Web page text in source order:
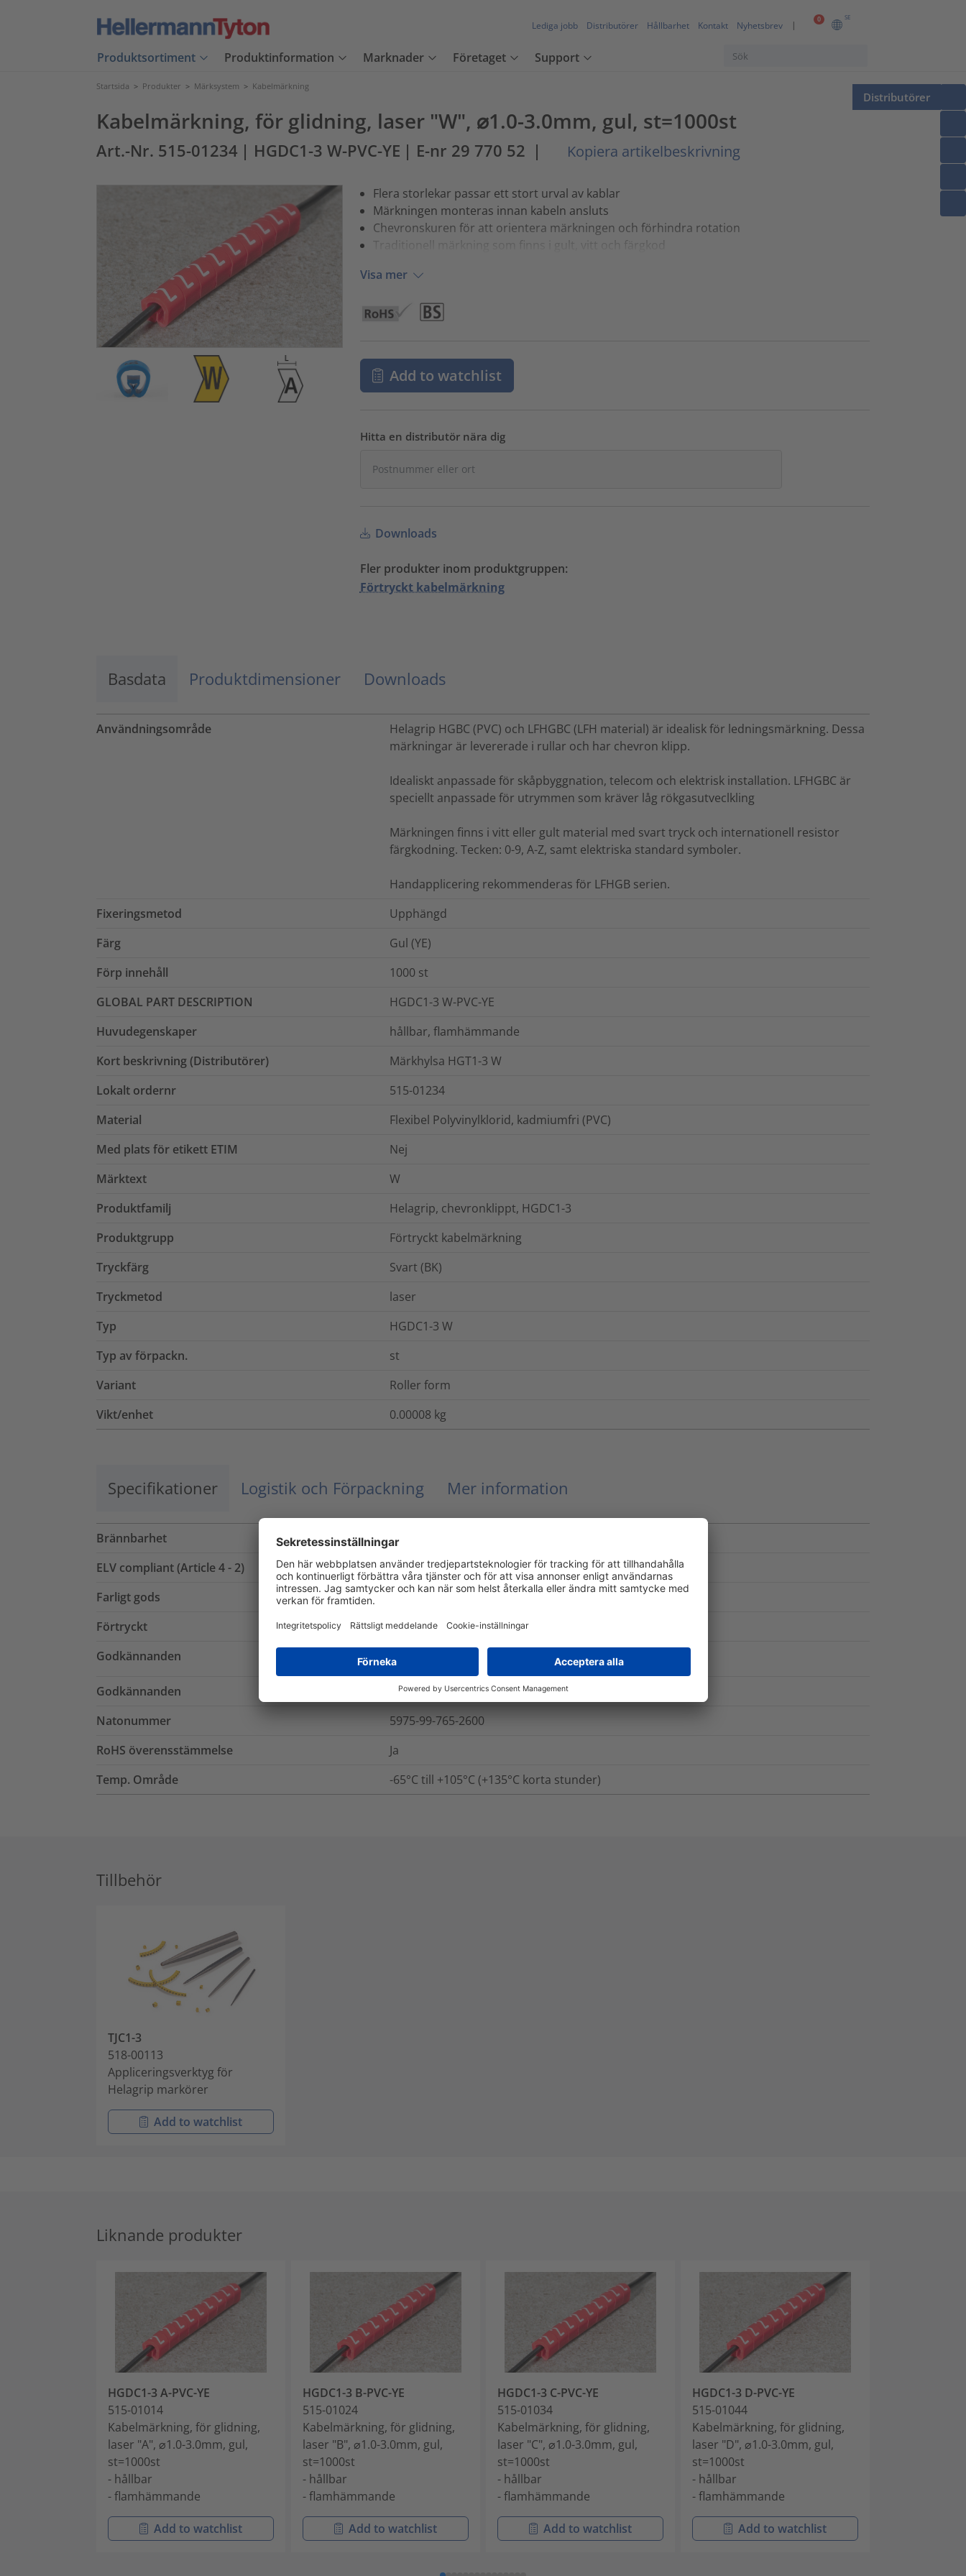
0 SE
Lediga jobb Distributörer Hållbarhet Kontakt Nyhetsbrev
Produktsortiment Produktinformation Marknader Företaget Support
Distributörer
Startsida > Produkter > Märksystem > Kabelmärkning
Kabelmärkning, för glidning, laser "W", ⌀1.0-3.0mm, gul, st=1000st
Art.-Nr. 515-01234 | HGDC1-3 W-PVC-YE | E-nr 29 770 52 | Kopiera artikelbeskrivning
Flera storlekar passar ett stort urval av kablar
Märkningen monteras innan kabeln ansluts
Chevronskuren för att orientera märkningen och förhindra rotation
Traditionell märkning som finns i gult, vitt och färgkod
Visa mer
Add to watchlist
Hitta en distributör nära dig
Downloads
Fler produkter inom produktgruppen:
Förtryckt kabelmärkning
Basdata Produktdimensioner Downloads
Användningsområde
Helagrip HGBC (PVC) och LFHGBC (LFH material) är idealisk för ledningsmärkning. Dessa
märkningar är levererade i rullar och har chevron klipp.
Idealiskt anpassade för skåpbyggnation, telecom och elektrisk installation. LFHGBC är
speciellt anpassade för utrymmen som kräver låg rökgasutveclkling
Märkningen finns i vitt eller gult material med svart tryck och internationell resistor
färgkodning. Tecken: 0-9, A-Z, samt elektriska standard symboler.
Handapplicering rekommenderas för LFHGB serien.
Fixeringsmetod
Upphängd
Färg
Gul (YE)
Förp innehåll
1000 st
GLOBAL PART DESCRIPTION
HGDC1-3 W-PVC-YE
Huvudegenskaper
hållbar, flamhämmande
Kort beskrivning (Distributörer)
Märkhylsa HGT1-3 W
Lokalt ordernr
515-01234
Material
Flexibel Polyvinylklorid, kadmiumfri (PVC)
Med plats för etikett ETIM
Nej
Märktext
W
Produktfamilj
Helagrip, chevronklippt, HGDC1-3
Produktgrupp
Förtryckt kabelmärkning
Tryckfärg
Svart (BK)
Tryckmetod
laser
Typ
HGDC1-3 W
Typ av förpackn.
st
Variant
Roller form
Vikt/enhet
0.00008 kg
Specifikationer Logistik och Förpackning Mer information
Brännbarhet
UL94 V0 (3mm)
ELV compliant (Article 4 - 2)
Ja
Farligt gods
Nej
Förtryckt
Ja
Godkännanden
Godkännanden
BS-2782-540B, BS-6746C, IEC 757
Natonummer
5975-99-765-2600
RoHS överensstämmelse
Ja
Temp. Område
-65°C till +105°C (+135°C korta stunder)
Tillbehör
TJC1-3
518-00113
Appliceringsverktyg för
Helagrip markörer
Add to watchlist
Liknande produkter
HGDC1-3 A-PVC-YE
515-01014
Kabelmärkning, för glidning,
laser "A", ⌀1.0-3.0mm, gul,
st=1000st
- hållbar
- flamhämmande
Add to watchlist
HGDC1-3 B-PVC-YE
515-01024
Kabelmärkning, för glidning,
laser "B", ⌀1.0-3.0mm, gul,
st=1000st
- hållbar
- flamhämmande
Add to watchlist
HGDC1-3 C-PVC-YE
515-01034
Kabelmärkning, för glidning,
laser "C", ⌀1.0-3.0mm, gul,
st=1000st
- hållbar
- flamhämmande
Add to watchlist
HGDC1-3 D-PVC-YE
515-01044
Kabelmärkning, för glidning,
laser "D", ⌀1.0-3.0mm, gul,
st=1000st
- hållbar
- flamhämmande
Add to watchlist